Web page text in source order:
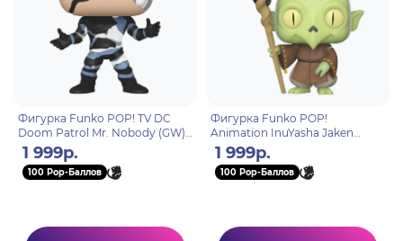
Фигурка Funko POP! TV DC
Doom Patrol Mr. Nobody (GW)
(1536) 75891
1 999р.
100 Pop-Баллов
Фигурка Funko POP!
Animation InuYasha Jaken
(1297) 58025
1 999р.
100 Pop-Баллов